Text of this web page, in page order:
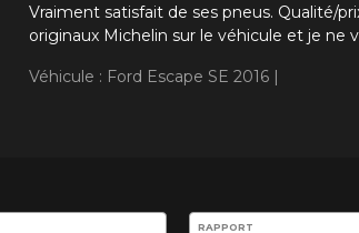
Vraiment satisfait de ses pneus. Qualité/
originaux Michelin sur le véhicule et je ne
Véhicule : Ford Escape SE 2016 |
vérifier la disponibilité de ce produit.
RAPPORT